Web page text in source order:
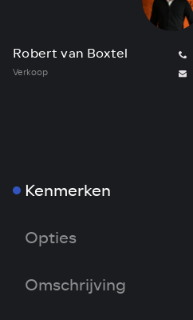
Robert van Boxtel
Verkoop
Kenmerken
Opties
Omschrijving